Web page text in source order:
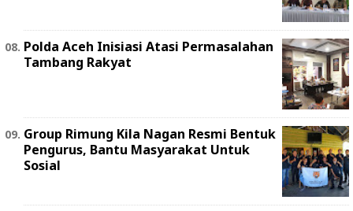
Polda Aceh Inisiasi Atasi Permasalahan
Tambang Rakyat
Group Rimung Kila Nagan Resmi Bentuk
Pengurus, Bantu Masyarakat Untuk
Sosial